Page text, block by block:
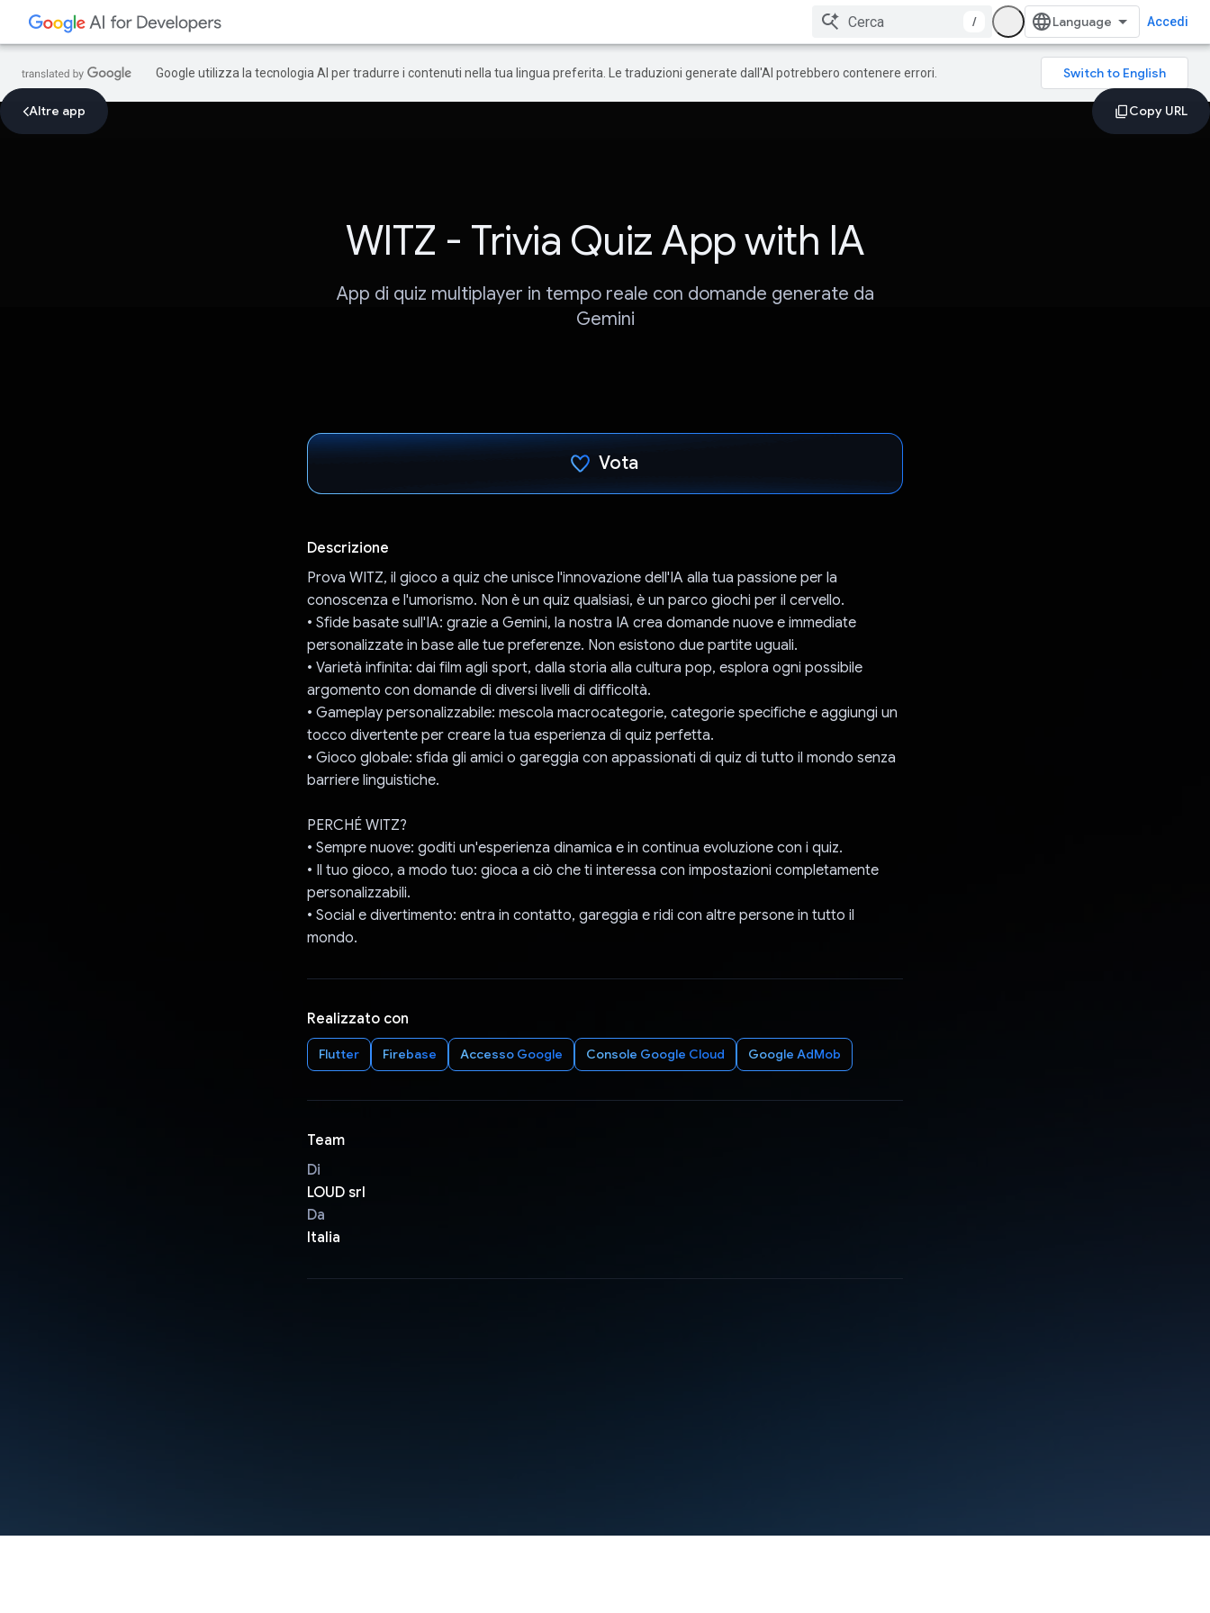
/ Accedi
Google utilizza la tecnologia AI per tradurre i contenuti nella tua lingua preferita. Le traduzioni generate dall'AI potrebbero contenere errori.
Altre app
WITZ - Trivia Quiz App with IA
App di quiz multiplayer in tempo reale con domande generate da
Gemini
Vota
Descrizione
Prova WITZ, il gioco a quiz che unisce l'innovazione dell'IA alla tua passione per la
conoscenza e l'umorismo. Non è un quiz qualsiasi, è un parco giochi per il cervello.
• Sfide basate sull'IA: grazie a Gemini, la nostra IA crea domande nuove e immediate
personalizzate in base alle tue preferenze. Non esistono due partite uguali.
• Varietà infinita: dai film agli sport, dalla storia alla cultura pop, esplora ogni possibile
argomento con domande di diversi livelli di difficoltà.
• Gameplay personalizzabile: mescola macrocategorie, categorie specifiche e aggiungi un
tocco divertente per creare la tua esperienza di quiz perfetta.
• Gioco globale: sfida gli amici o gareggia con appassionati di quiz di tutto il mondo senza
barriere linguistiche.
PERCHÉ WITZ?
• Sempre nuove: goditi un'esperienza dinamica e in continua evoluzione con i quiz.
• Il tuo gioco, a modo tuo: gioca a ciò che ti interessa con impostazioni completamente
personalizzabili.
• Social e divertimento: entra in contatto, gareggia e ridi con altre persone in tutto il
mondo.
Realizzato con
Flutter Firebase Accesso Google Console Google Cloud Google AdMob
Team
Di
LOUD srl
Da
Italia